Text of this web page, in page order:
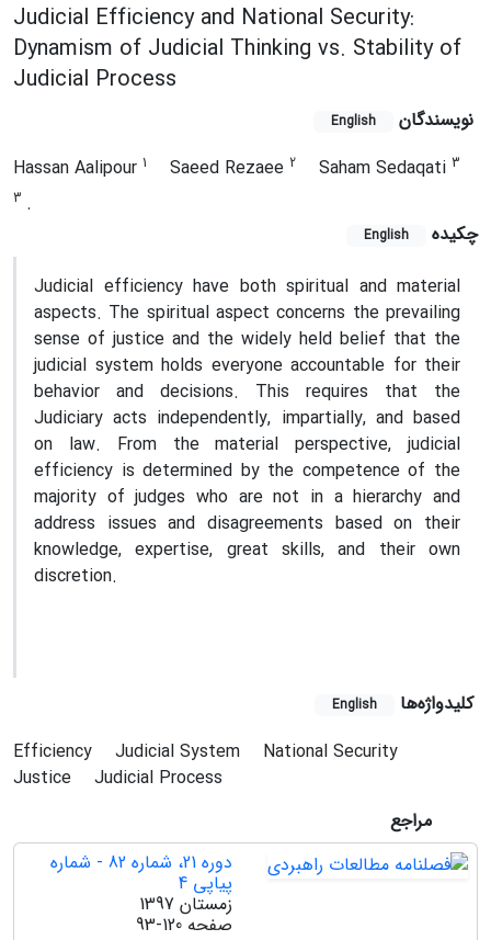
Judicial Efficiency and National Security:
Dynamism of Judicial Thinking vs. Stability of
Judicial Process
نویسندگان English
Hassan Aalipour 1 Saeed Rezaee 2 Saham Sedaqati 3
3 .
چکیده
English
Judicial efficiency have both spiritual and material
aspects. The spiritual aspect concerns the prevailing
sense of justice and the widely held belief that the
judicial system holds everyone accountable for their
behavior and decisions. This requires that the
Judiciary acts independently, impartially, and based
on law. From the material perspective, judicial
efficiency is determined by the competence of the
majority of judges who are not in a hierarchy and
address issues and disagreements based on their
knowledge, expertise, great skills, and their own
discretion.
کلیدواژه‌ها English
Efficiency Judicial System
National Security
Justice
Judicial Process
مراجع
دوره 21، شماره 82 - شماره
پیاپی 4
زمستان 1397
صفحه 93-120